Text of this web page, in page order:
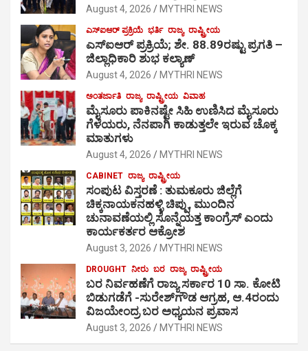
August 4, 2026 MYTHRI NEWS
ಎಸ್‍ಐಆರ್ ಪ್ರಕ್ರಿಯೆ ಭರ್ತಿ ರಾಜ್ಯ ರಾಷ್ಟ್ರೀಯ
ಎಸ್‍ಐಆರ್ ಪ್ರಕ್ರಿಯೆ; ಶೇ. 88.89ರಷ್ಟು ಪ್ರಗತಿ –
ಜಿಲ್ಲಾಧಿಕಾರಿ ಶುಭ ಕಲ್ಯಾಣ್
August 4, 2026 MYTHRI NEWS
ಅಂತರ್ಜಾತಿ ರಾಜ್ಯ ರಾಷ್ಟ್ರೀಯ ವಿವಾಹ
ಮೈಸೂರು ಪಾಕಿನಷ್ಟೇ ಸಿಹಿ ಉಣಿಸಿದ ಮೈಸೂರು
ಗೆಳೆಯರು, ನೆನಪಾಗಿ ಕಾಡುತ್ತಲೇ ಇರುವ ಚೊಕ್ಕ
ಮಾತುಗಳು
August 4, 2026 MYTHRI NEWS
CABINET ರಾಜ್ಯ ರಾಷ್ಟ್ರೀಯ
ಸಂಪುಟ ವಿಸ್ತರಣೆ : ತುಮಕೂರು ಜಿಲ್ಲೆಗೆ
ಚಿಕ್ಕನಾಯಕನಹಳ್ಳಿ ಚಿಪ್ಪು, ಮುಂದಿನ
ಚುನಾವಣೆಯಲ್ಲಿ ಸೊನ್ನೆಯತ್ತ ಕಾಂಗ್ರೆಸ್ ಎಂದು
ಕಾರ್ಯಕರ್ತರ ಆಕ್ರೋಶ
August 3, 2026 MYTHRI NEWS
DROUGHT ನೀರು ಬರ ರಾಜ್ಯ ರಾಷ್ಟ್ರೀಯ
ಬರ ನಿರ್ವಹಣೆಗೆ ರಾಜ್ಯ ಸರ್ಕಾರ 10 ಸಾ. ಕೋಟಿ
ಬಿಡುಗಡೆಗೆ -ಸುರೇಶ್‍ಗೌಡ ಆಗ್ರಹ, ಆ.4ರಂದು
ವಿಜಯೇಂದ್ರ ಬರ ಅಧ್ಯಯನ ಪ್ರವಾಸ
August 3, 2026 MYTHRI NEWS